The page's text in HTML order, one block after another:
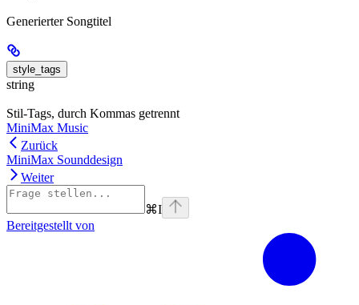
Generierter Songtitel
style_tags
string
Stil-Tags, durch Kommas getrennt
MiniMax Music
Zurück
MiniMax Sounddesign
Weiter
⌘I
Bereitgestellt von